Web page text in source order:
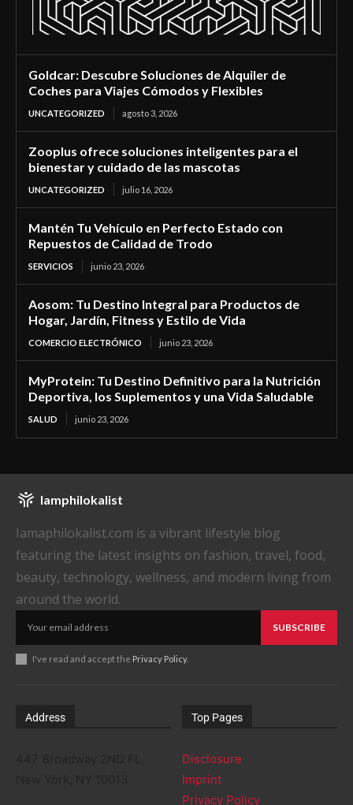
Goldcar: Descubre Soluciones de Alquiler de
Coches para Viajes Cómodos y Flexibles
UNCATEGORIZED agosto 3, 2026
Zooplus ofrece soluciones inteligentes para el
bienestar y cuidado de las mascotas
UNCATEGORIZED julio 16, 2026
Mantén Tu Vehículo en Perfecto Estado con
Repuestos de Calidad de Trodo
SERVICIOS junio 23, 2026
Aosom: Tu Destino Integral para Productos de
Hogar, Jardín, Fitness y Estilo de Vida
COMERCIO ELECTRÓNICO junio 23, 2026
MyProtein: Tu Destino Definitivo para la Nutrición
Deportiva, los Suplementos y una Vida Saludable
SALUD junio 23, 2026
Iamphilokalist
Iamaphilokalist.com is a vibrant lifestyle blog
featuring the latest insights on fashion, travel, food,
beauty, technology, wellness, and modern living from
around the world.
SUBSCRIBE
I've read and accept the Privacy Policy.
Address Top Pages
Disclosure
Imprint
Privacy Policy